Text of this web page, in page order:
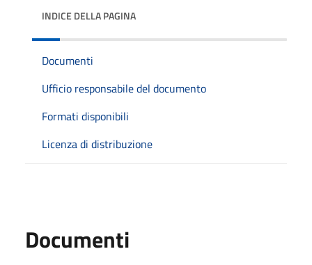
INDICE DELLA PAGINA
Documenti
Ufficio responsabile del documento
Formati disponibili
Licenza di distribuzione
Documenti